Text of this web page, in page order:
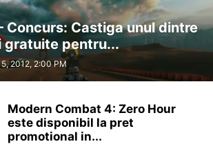
Concurs: Castiga unul dintre
gratuite pentru...
2012, 2:00 PM
Modern Combat 4: Zero Hour
este disponibil la pret
promotional in...